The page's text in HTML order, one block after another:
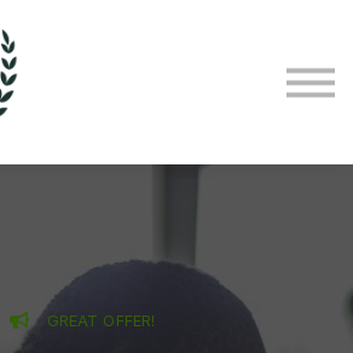
Ποιοι είμαστε
Ελληνικά
GREAT OFFER!